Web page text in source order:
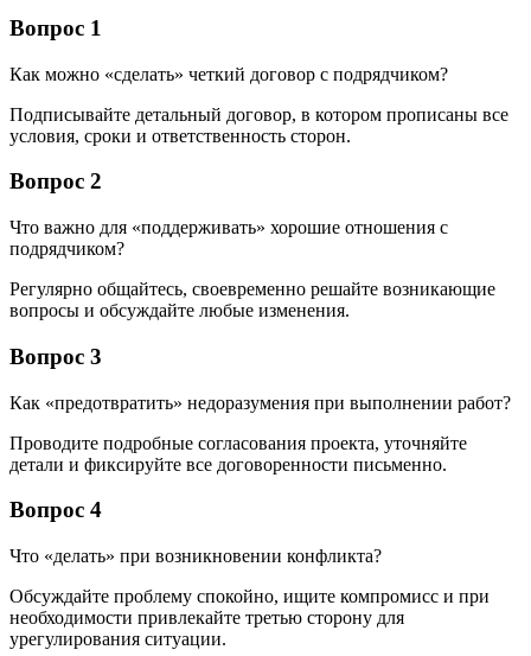
Вопрос 1
Как можно «сделать» четкий договор с подрядчиком?
Подписывайте детальный договор, в котором прописаны все
условия, сроки и ответственность сторон.
Вопрос 2
Что важно для «поддерживать» хорошие отношения с
подрядчиком?
Регулярно общайтесь, своевременно решайте возникающие
вопросы и обсуждайте любые изменения.
Вопрос 3
Как «предотвратить» недоразумения при выполнении работ?
Проводите подробные согласования проекта, уточняйте
детали и фиксируйте все договоренности письменно.
Вопрос 4
Что «делать» при возникновении конфликта?
Обсуждайте проблему спокойно, ищите компромисс и при
необходимости привлекайте третью сторону для
урегулирования ситуации.